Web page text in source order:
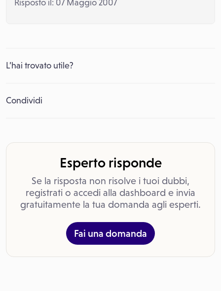
Risposto il: 07 Maggio 2007
L’hai trovato utile?
Condividi
Esperto risponde
Se la risposta non risolve i tuoi dubbi,
registrati o accedi alla dashboard e invia
gratuitamente la tua domanda agli esperti.
Fai una domanda